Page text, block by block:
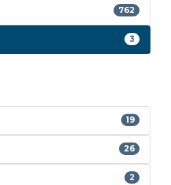
762
3
19
26
2